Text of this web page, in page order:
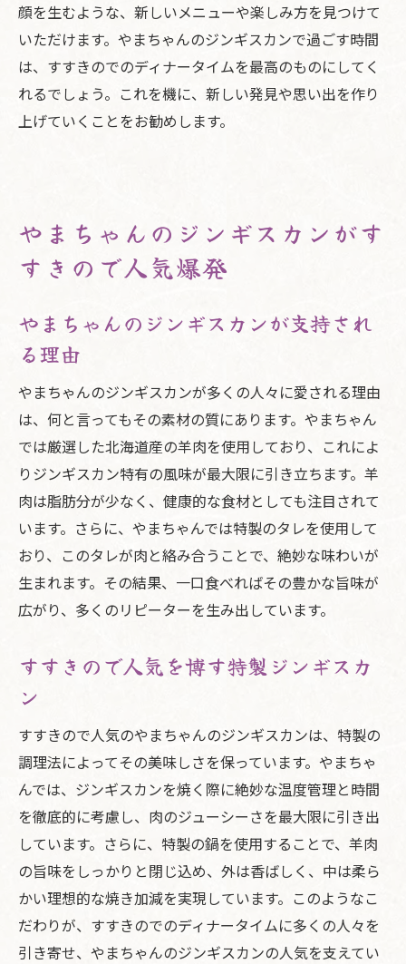
顔を生むような、新しいメニューや楽しみ方を見つけて
いただけます。やまちゃんのジンギスカンで過ごす時間
は、すすきのでのディナータイムを最高のものにしてく
れるでしょう。これを機に、新しい発見や思い出を作り
上げていくことをお勧めします。
やまちゃんのジンギスカンがす
すきので人気爆発
やまちゃんのジンギスカンが支持され
る理由
やまちゃんのジンギスカンが多くの人々に愛される理由
は、何と言ってもその素材の質にあります。やまちゃん
では厳選した北海道産の羊肉を使用しており、これによ
りジンギスカン特有の風味が最大限に引き立ちます。羊
肉は脂肪分が少なく、健康的な食材としても注目されて
います。さらに、やまちゃんでは特製のタレを使用して
おり、このタレが肉と絡み合うことで、絶妙な味わいが
生まれます。その結果、一口食べればその豊かな旨味が
広がり、多くのリピーターを生み出しています。
すすきので人気を博す特製ジンギスカ
ン
すすきので人気のやまちゃんのジンギスカンは、特製の
調理法によってその美味しさを保っています。やまちゃ
んでは、ジンギスカンを焼く際に絶妙な温度管理と時間
を徹底的に考慮し、肉のジューシーさを最大限に引き出
しています。さらに、特製の鍋を使用することで、羊肉
の旨味をしっかりと閉じ込め、外は香ばしく、中は柔ら
かい理想的な焼き加減を実現しています。このようなこ
だわりが、すすきのでのディナータイムに多くの人々を
引き寄せ、やまちゃんのジンギスカンの人気を支えてい